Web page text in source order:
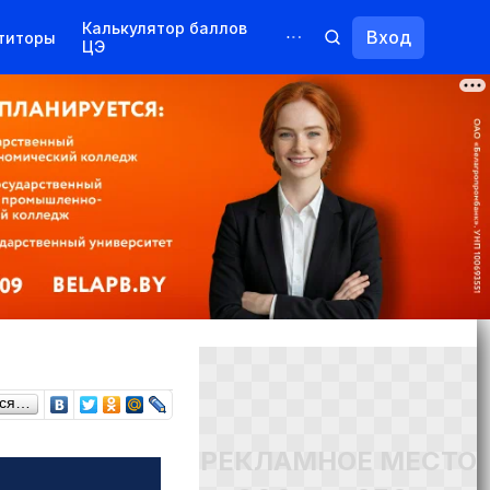
Калькулятор баллов
ЦЭ
Курсы
Переподготовка
Вход
РЕКЛАМНОЕ МЕСТО